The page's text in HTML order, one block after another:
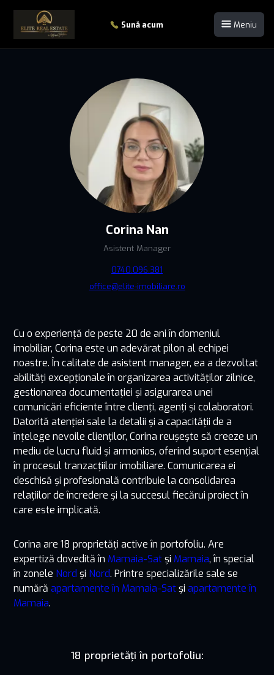
Sună acum Meniu
Corina Nan
Asistent Manager
0740.096.381
office@elite-imobiliare.ro
Cu o experiență de peste 20 de ani în domeniul
imobiliar, Corina este un adevărat pilon al echipei
noastre. În calitate de asistent manager, ea a dezvoltat
abilități excepționale în organizarea activităților zilnice,
gestionarea documentației și asigurarea unei
comunicări eficiente între clienți, agenți și colaboratori.
Datorită atenției sale la detalii și a capacității de a
înțelege nevoile clienților, Corina reușește să creeze un
mediu de lucru fluid și armonios, oferind suport esențial
în procesul tranzacțiilor imobiliare. Comunicarea ei
deschisă și profesională contribuie la consolidarea
relațiilor de încredere și la succesul fiecărui proiect în
care este implicată.
Corina are 18 proprietăți active în portofoliu. Are
expertiză dovedită în Mamaia-Satși Mamaia, în special
în zonele Nord și Nord. Printre specializările sale se
numără apartamente în Mamaia-Satși apartamente în
Mamaia.
18 proprietăți în portofoliu: